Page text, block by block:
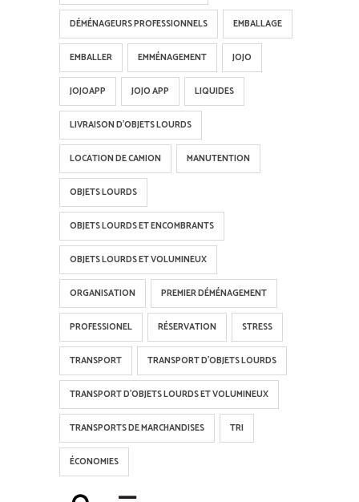
DÉMÉNAGEURS PROFESSIONNELS EMBALLAGE
EMBALLER EMMÉNAGEMENT JOJO
JOJOAPP JOJO APP LIQUIDES
LIVRAISON D'OBJETS LOURDS
LOCATION DE CAMION MANUTENTION
OBJETS LOURDS
OBJETS LOURDS ET ENCOMBRANTS
OBJETS LOURDS ET VOLUMINEUX
ORGANISATION PREMIER DÉMÉNAGEMENT
PROFESSIONEL RÉSERVATION STRESS
TRANSPORT TRANSPORT D'OBJETS LOURDS
TRANSPORT D'OBJETS LOURDS ET VOLUMINEUX
TRANSPORTS DE MARCHANDISES TRI
ÉCONOMIES